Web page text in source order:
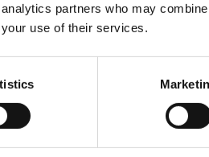
partners who may
use of their services.